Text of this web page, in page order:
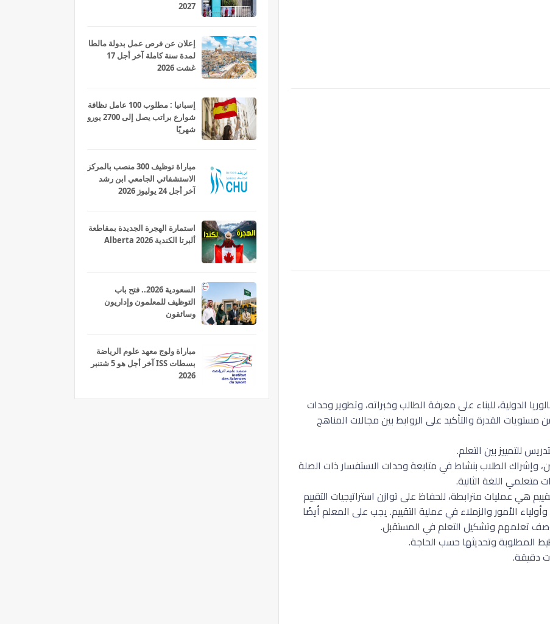
الدولية، للبناء على معرفة الطالب وخبراته، وتطوير وحدات
القدرة والتأكيد على الروابط بين مجالات المناهج
للتمييز بين التعلم.
وإشراك الطلاب بنشاط في متابعة وحدات الاستفسار ذات الصلة
متعلمي اللغة الثانية.
هي عمليات مترابطة، للحفاظ على توازن استراتيجيات التقييم
الأمور والزملاء في عملية التقييم. يجب على المعلم أيضًا
تعلمهم وتشكيل التعلم في المستقبل.
المطلوبة وتحديثها حسب الحاجة.
دقيقة.
2027
إعلان عن فرص عمل بدولة مالطا
لمدة سنة كاملة آخر أجل 17
غشت 2026
إسبانيا : مطلوب 100 عامل نظافة
شوارع براتب يصل إلى 2700 يورو
شهريًا
مباراة توظيف 300 منصب بالمركز
الاستشفائي الجامعي ابن رشد
آخر أجل 24 يوليوز 2026
استمارة الهجرة الجديدة بمقاطعة
ألبرتا الكندية Alberta 2026
السعودية 2026.. فتح باب
التوظيف للمعلمون وإداريون
وسائقون
مباراة ولوج معهد علوم الرياضة
بسطات ISS آخر أجل هو 5 شتنبر
2026